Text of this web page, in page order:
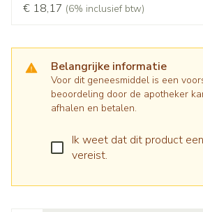
€ 18,17 (6% inclusief btw)
Belangrijke informatie
Voor dit geneesmiddel is een
beoordeling door de apotheker
afhalen en betalen.
Ik weet dat dit product
vereist.